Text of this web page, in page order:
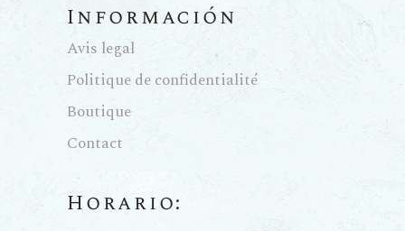
Información
Avis legal
Politique de confidentialité
Boutique
Contact
Horario: